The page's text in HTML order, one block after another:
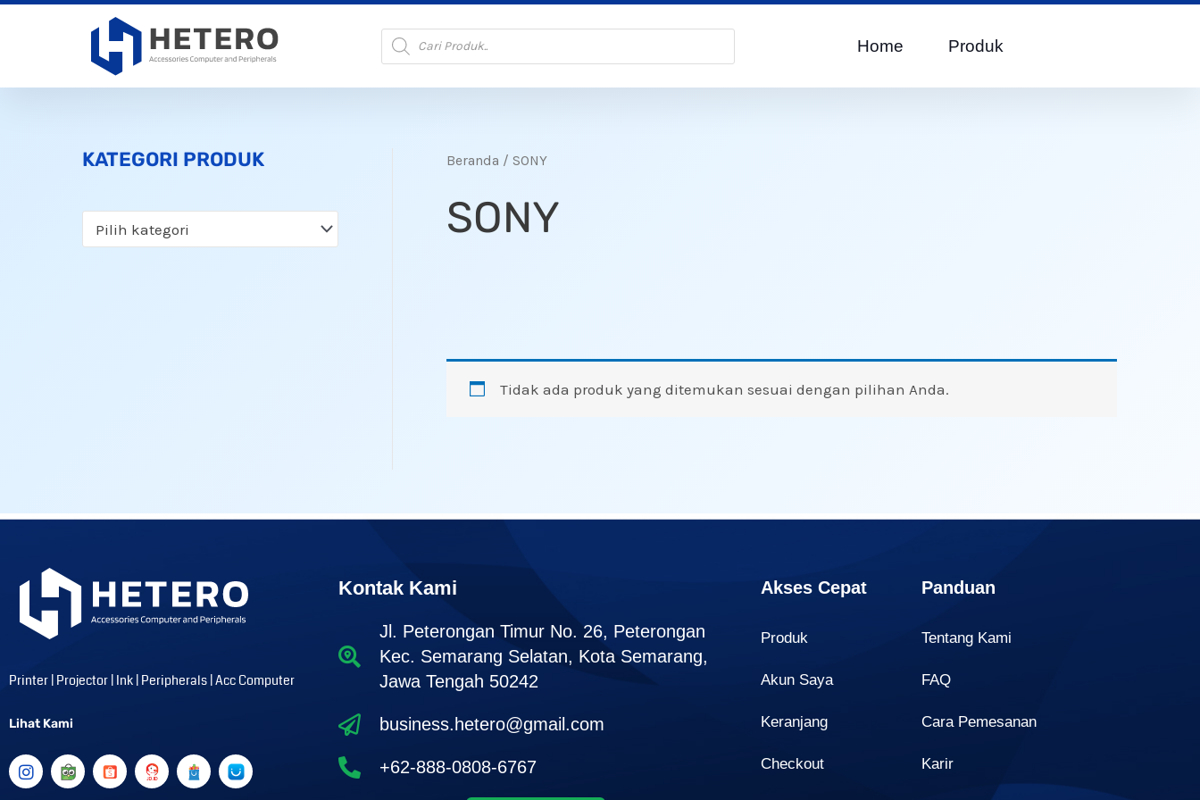
Products
search
Home Produk
KATEGORI PRODUK
Pilih kategori
Beranda / SONY
SONY
Tidak ada produk yang ditemukan sesuai dengan pilihan Anda.
Printer | Projector | Ink | Peripherals | Acc Computer
Lihat Kami
I
n
Kontak Kami
Jl. Peterongan Timur No. 26, Peterongan
Kec. Semarang Selatan, Kota Semarang,
Jawa Tengah 50242
business.hetero@gmail.com
+62-888-0808-6767
Akses Cepat
Produk
Akun Saya
Keranjang
Checkout
Panduan
Tentang Kami
FAQ
Cara Pemesanan
Karir